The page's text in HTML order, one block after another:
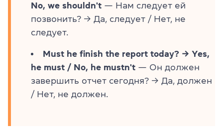
No, we shouldn't — Нам следует ей
позвонить? → Да, следует / Нет, не
следует.
Must he finish the report today? → Yes,
he must / No, he mustn't — Он должен
завершить отчет сегодня? → Да, должен
/ Нет, не должен.